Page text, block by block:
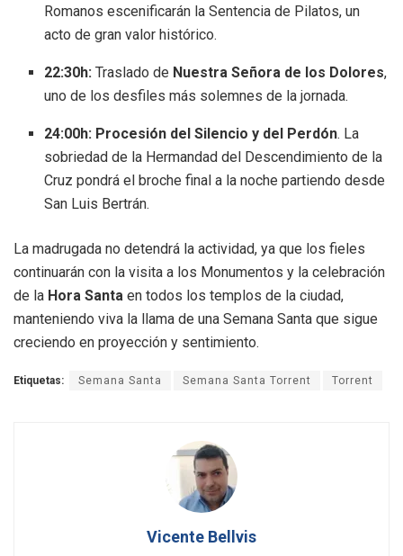
Romanos escenificarán la Sentencia de Pilatos, un
acto de gran valor histórico.
22:30h: Traslado de Nuestra Señora de los Dolores,
uno de los desfiles más solemnes de la jornada.
24:00h: Procesión del Silencio y del Perdón. La
sobriedad de la Hermandad del Descendimiento de la
Cruz pondrá el broche final a la noche partiendo desde
San Luis Bertrán.
La madrugada no detendrá la actividad, ya que los fieles
continuarán con la visita a los Monumentos y la celebración
de la Hora Santa en todos los templos de la ciudad,
manteniendo viva la llama de una Semana Santa que sigue
creciendo en proyección y sentimiento.
Etiquetas: Semana Santa Semana Santa Torrent Torrent
Vicente Bellvis